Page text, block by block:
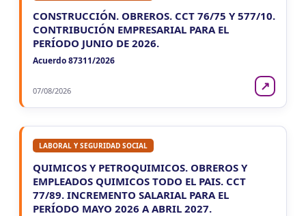
CONSTRUCCIÓN. OBREROS. CCT 76/75 Y 577/10.
CONTRIBUCIÓN EMPRESARIAL PARA EL
PERÍODO JUNIO DE 2026.
Acuerdo 87311/2026
07/08/2026 ↗
LABORAL Y SEGURIDAD SOCIAL
QUIMICOS Y PETROQUIMICOS. OBREROS Y
EMPLEADOS QUIMICOS TODO EL PAIS. CCT
77/89. INCREMENTO SALARIAL PARA EL
PERÍODO MAYO 2026 A ABRIL 2027.